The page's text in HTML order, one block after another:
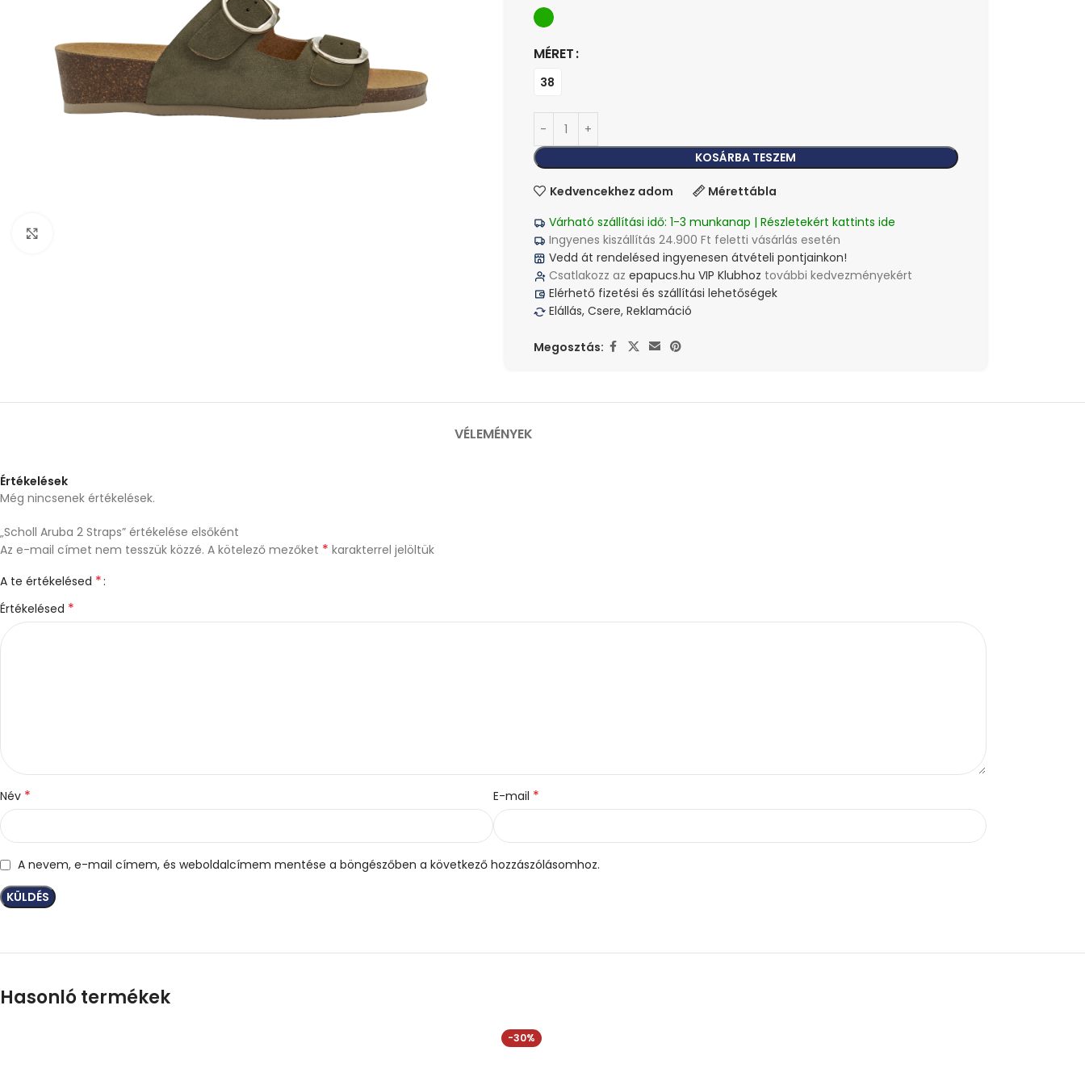
MÉRET
38
KOSÁRBA TESZEM
Kedvencekhez adom
Mérettábla
Várható szállítási idő: 1-3 munkanap | Részletekért kattints ide
Ingyenes kiszállítás 24.900 Ft feletti vásárlás esetén
Vedd át rendelésed ingyenesen átvételi pontjainkon!
Csatlakozz az epapucs.hu VIP Klubhoz további kedvezményekért
Elérhető fizetési és szállítási lehetőségek
Elállás, Csere, Reklamáció
Megosztás:
VÉLEMÉNYEK
Értékelések
Még nincsenek értékelések.
„Scholl Aruba 2 Straps” értékelése elsőként
Az e-mail címet nem tesszük közzé. A kötelező mezőket * karakterrel jelöltük
A te értékelésed *
Értékelésed *
Név * E-mail *
A nevem, e-mail címem, és weboldalcímem mentése a böngészőben a következő hozzászólásomhoz.
Hasonló termékek
-30%